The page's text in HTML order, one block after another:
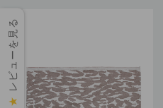
★
レビューを見る